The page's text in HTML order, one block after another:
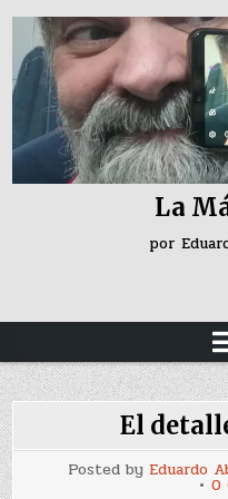
Skip
content
La
por
El
Posted by Eduardo
0